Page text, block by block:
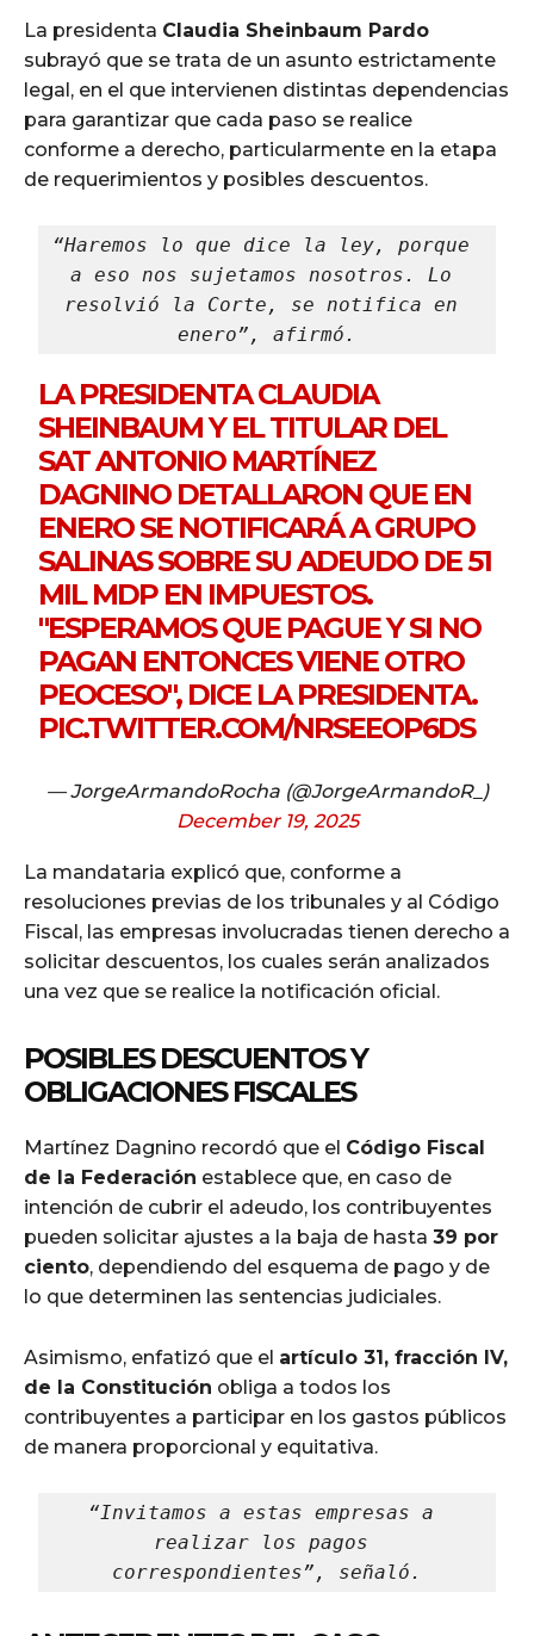
La presidenta Claudia Sheinbaum Pardo
subrayó que se trata de un asunto estrictamente
legal, en el que intervienen distintas dependencias
para garantizar que cada paso se realice
conforme a derecho, particularmente en la etapa
de requerimientos y posibles descuentos.
“Haremos lo que dice la ley, porque
a eso nos sujetamos nosotros. Lo
resolvió la Corte, se notifica en
enero”, afirmó.
LA PRESIDENTA CLAUDIA
SHEINBAUM Y EL TITULAR DEL
SAT ANTONIO MARTÍNEZ
DAGNINO DETALLARON QUE EN
ENERO SE NOTIFICARÁ A GRUPO
SALINAS SOBRE SU ADEUDO DE 51
MIL MDP EN IMPUESTOS.
"ESPERAMOS QUE PAGUE Y SI NO
PAGAN ENTONCES VIENE OTRO
PEOCESO", DICE LA PRESIDENTA.
PIC.TWITTER.COM/NRSEEOP6DS
— JorgeArmandoRocha (@JorgeArmandoR_)
December 19, 2025
La mandataria explicó que, conforme a
resoluciones previas de los tribunales y al Código
Fiscal, las empresas involucradas tienen derecho a
solicitar descuentos, los cuales serán analizados
una vez que se realice la notificación oficial.
POSIBLES DESCUENTOS Y
OBLIGACIONES FISCALES
Martínez Dagnino recordó que el Código Fiscal
de la Federación establece que, en caso de
intención de cubrir el adeudo, los contribuyentes
pueden solicitar ajustes a la baja de hasta 39 por
ciento, dependiendo del esquema de pago y de
lo que determinen las sentencias judiciales.
Asimismo, enfatizó que el artículo 31, fracción IV,
de la Constitución obliga a todos los
contribuyentes a participar en los gastos públicos
de manera proporcional y equitativa.
“Invitamos a estas empresas a
realizar los pagos
correspondientes”, señaló.